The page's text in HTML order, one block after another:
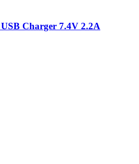
Charger 7.4V 2.2A